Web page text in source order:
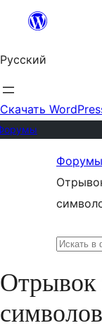
Перейти
содержимому
Русский
Скачать
содержимому
Форумы
Поиск:
Отрывок
символов